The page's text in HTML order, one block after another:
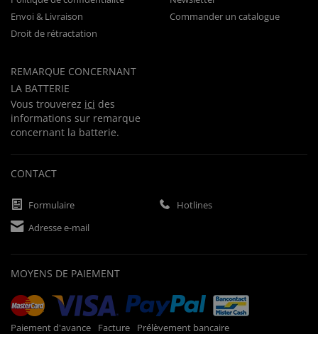
Envoi & Livraison
Droit de rétractation
REMARQUE CONCERNANT
LA BATTERIE
Vous trouverez ici des
informations sur remarque
concernant la batterie.
Commander un catalogue
CONTACT
Formulaire
Hotlines
Adresse e-mail
MOYENS DE PAIEMENT
Paiement d'avance Facture Prélèvement bancaire